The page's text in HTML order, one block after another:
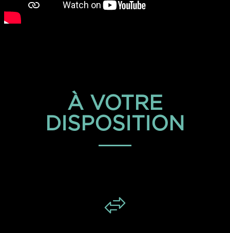
À VOTRE
DISPOSITION